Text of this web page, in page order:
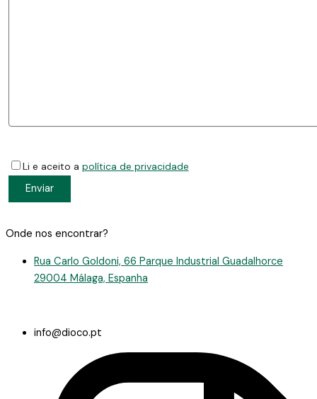
Li e aceito a política de privacidade
Onde nos encontrar?
Rua Carlo Goldoni, 66 Parque Industrial Guadalhorce
29004 Málaga, Espanha
info@dioco.pt